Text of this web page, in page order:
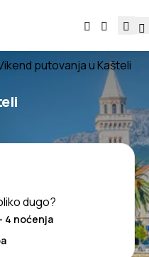
putovanja u Kašteli
dugo?